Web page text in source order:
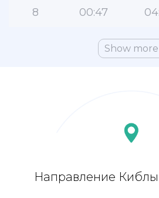
8 00:47
Show more
Направление